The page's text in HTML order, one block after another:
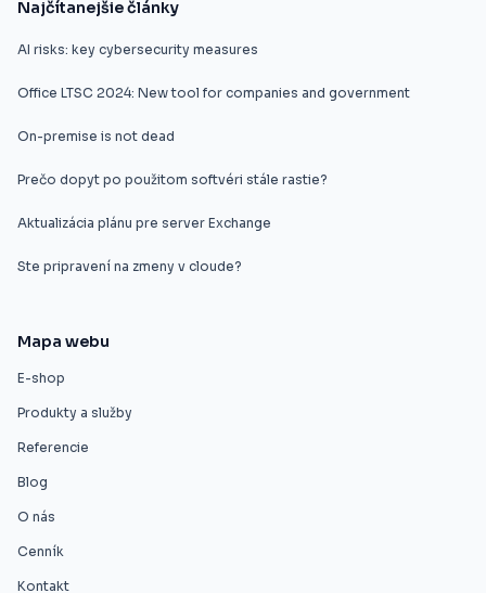
Najčítanejšie články
AI risks: key cybersecurity measures
Office LTSC 2024: New tool for companies and government
On-premise is not dead
Prečo dopyt po použitom softvéri stále rastie?
Aktualizácia plánu pre server Exchange
Ste pripravení na zmeny v cloude?
Mapa webu
E-shop
Produkty a služby
Referencie
Blog
O nás
Cenník
Kontakt